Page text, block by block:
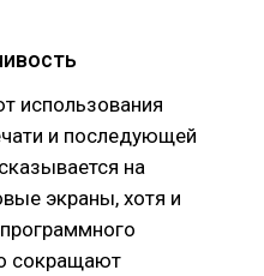
использования
и последующей
на
экраны, хотя и
сокращают